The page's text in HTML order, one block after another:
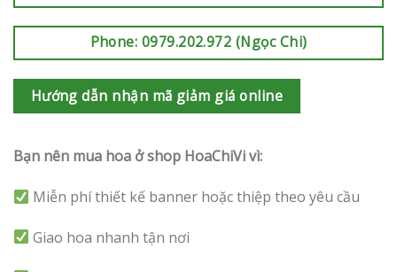
Phone: 0979.202.972 (Ngọc Chi)
Hướng dẫn nhận mã giảm giá online
Bạn nên mua hoa ở shop HoaChiVi vì:
Miễn phí thiết kế banner hoặc thiệp theo yêu cầu
Giao hoa nhanh tận nơi